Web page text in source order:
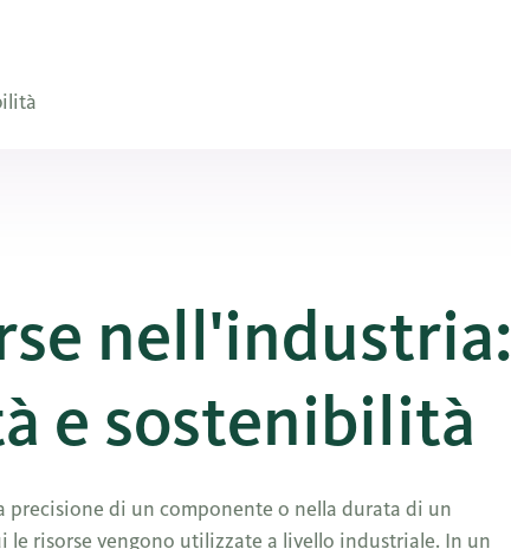
nell'industria:
e sostenibilità
di un componente o nella durata di un
risorse vengono utilizzate a livello industriale. In un